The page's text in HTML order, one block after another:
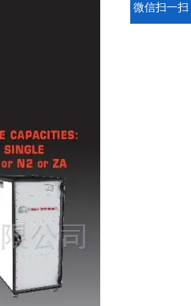
微信扫一扫